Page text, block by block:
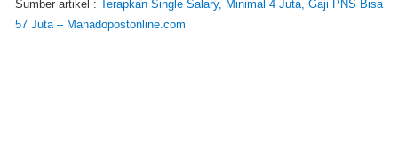
Sumber artikel : Terapkan Single Salary, Minimal 4 Juta, Gaji PNS Bisa
57 Juta – Manadopostonline.com